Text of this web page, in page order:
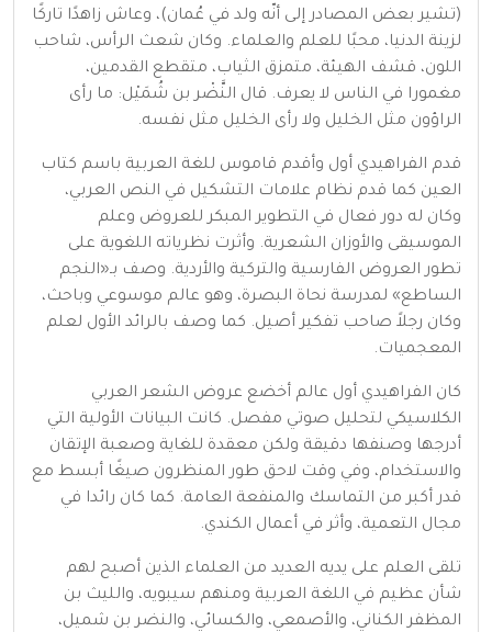
(تشير بعض المصادر إلى أنّه ولد في عُمان)، وعاش زاهدًا تاركًا
لزينة الدنيا، محبًا للعلم والعلماء. وكان شعث الرأس، شاحب
اللون، قشف الهيئة، متمزق الثياب، متقطع القدمين،
مغمورا في الناس لا يعرف. قال النَّضْر بن شُمَيْل: ما رأى
الراؤون مثل الخليل ولا رأى الخليل مثل نفسه.
قدم الفراهيدي أول وأقدم قاموس للغة العربية باسم كتاب
العين كما قدم نظام علامات التشكيل في النص العربي،
وكان له دور فعال في التطوير المبكر للعروض وعلم
الموسيقى والأوزان الشعرية. وأثرت نظرياته اللغوية على
تطور العروض الفارسية والتركية والأردية. وصف بـ«النجم
الساطع» لمدرسة نحاة البصرة، وهو عالم موسوعي وباحث،
وكان رجلاً صاحب تفكير أصيل. كما وصف بالرائد الأول لعلم
المعجميات.
كان الفراهيدي أول عالم أخضع عروض الشعر العربي
الكلاسيكي لتحليل صوتي مفصل. كانت البيانات الأولية التي
أدرجها وصنفها دقيقة ولكن معقدة للغاية وصعبة الإتقان
والاستخدام، وفي وقت لاحق طور المنظرون صيغًا أبسط مع
قدر أكبر من التماسك والمنفعة العامة. كما كان رائدا في
مجال التعمية، وأثر في أعمال الكندي.
تلقى العلم على يديه العديد من العلماء الذين أصبح لهم
شأن عظيم في اللغة العربية ومنهم سيبويه، والليث بن
المظفر الكناني، والأصمعي، والكسائي، والنضر بن شميل،